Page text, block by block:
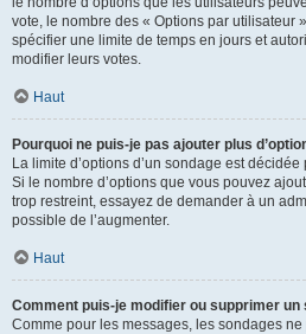
vote, le nombre des « Options par utilisateur
spécifier une limite de temps en jours et
modifier leurs votes.
Haut
Pourquoi ne puis-je pas ajouter plus
La limite d’options d’un sondage est
Si le nombre d’options que vous pouvez
trop restreint, essayez de demander à un
possible de l’augmenter.
Haut
Comment puis-je modifier ou supprimer un
Comme pour les messages, les sondages